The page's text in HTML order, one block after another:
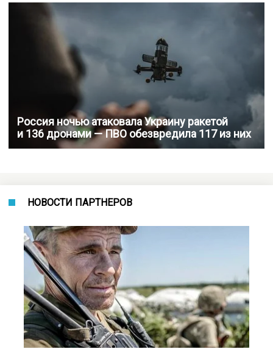
Россия ночью атаковала Украину ракетой
и 136 дронами — ПВО обезвредила 117 из них
НОВОСТИ ПАРТНЕРОВ